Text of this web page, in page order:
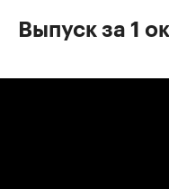
Выпуск за 1